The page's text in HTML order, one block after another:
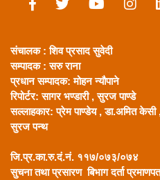
संचालक : शिव प्रसाद सुवेदी
सम्पादक : सरु राना
प्रधान सम्पादक:मोहन न्यौपाने
रिपोर्टर: सागर भण्डारी , सुरज पाण्डे
सल्लाहकार:प्रेम पाण्डेय , डा.अमित केसी
सुरज पन्थ
जि.प्र.का.रु.दं.नं. ११७/०७३/०७४
सुचना तथा प्रसारण बिभाग दर्ता